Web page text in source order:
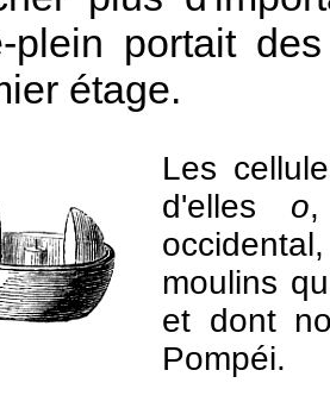
plein portait
étage.
Les
d'elles o
moulins
et dont
Pompéi.